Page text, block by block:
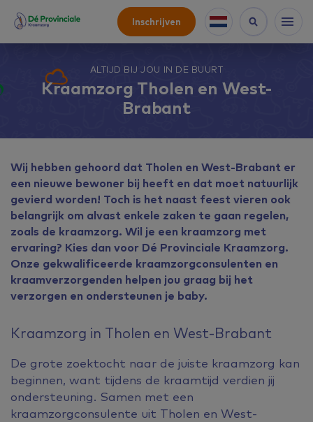
Inschrijven
ALTIJD BIJ JOU IN DE BUURT
Kraamzorg Tholen en West-
Brabant
Wij hebben gehoord dat Tholen en West-Brabant er
een nieuwe bewoner bij heeft en dat moet natuurlijk
gevierd worden! Toch is het naast feest vieren ook
belangrijk om alvast enkele zaken te gaan regelen,
zoals de kraamzorg. Wil je een kraamzorg met
ervaring? Kies dan voor Dé Provinciale Kraamzorg.
Onze gekwalificeerde kraamzorgconsulenten en
kraamverzorgenden helpen jou graag bij het
verzorgen en ondersteunen je baby.
Kraamzorg in Tholen en West-Brabant
De grote zoektocht naar de juiste kraamzorg kan
beginnen, want tijdens de kraamtijd verdien jij
ondersteuning. Samen met een
kraamzorgconsulente uit Tholen en West-